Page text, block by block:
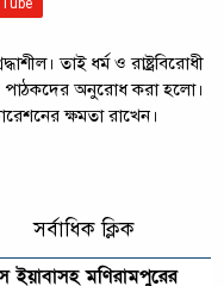
তাই ধর্ম ও রাষ্ট্রবিরোধী
পাঠকদের অনুরোধ করা হলো।
ক্ষমতা রাখেন।
সর্বাধিক ক্লিক
ইয়াবাসহ মণিরামপুরের